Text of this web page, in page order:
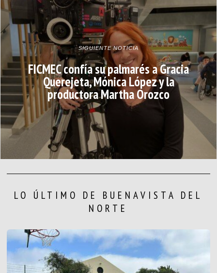
SIGUIENTE NOTICIA
FICMEC confía su palmarés a Gracia
Querejeta, Mónica López y la
productora Martha Orozco
LO ÚLTIMO DE BUENAVISTA DEL
NORTE